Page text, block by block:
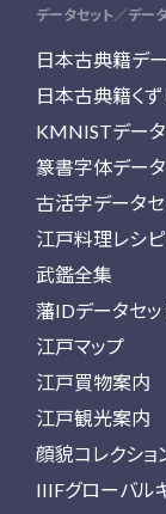
データセット／デー
日本古典籍デ
日本古典籍く
KMNISTデータ
篆書字体データ
古活字データセ
江戸料理レシ
武鑑全集
藩IDデータセッ
江戸マップ
江戸買物案内
江戸観光案内
顔貌コレクショ
IIIFグローバル